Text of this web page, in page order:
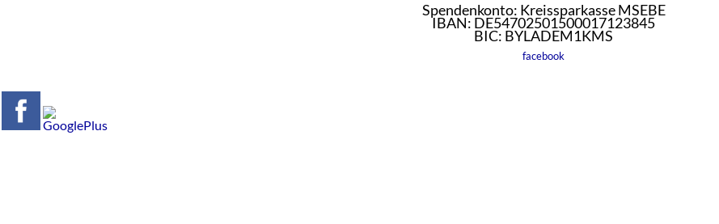
Spendenkonto: Kreissparkasse MSEBE
IBAN: DE54702501500017123845
BIC: BYLADEM1KMS
facebook